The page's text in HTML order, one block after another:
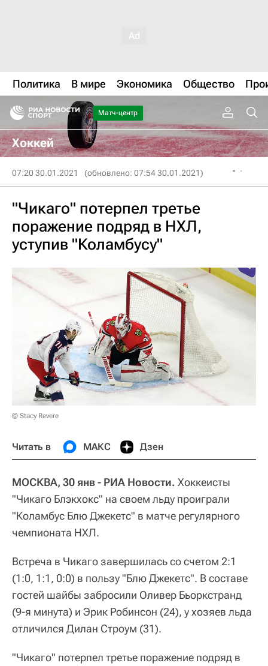
Политика В мире Экономика Общество
Матч-центр
Хоккей
07:20 30.01.2021 (обновлено: 07:54 30.01.2021)
"Чикаго" потерпел третье
поражение подряд в НХЛ,
уступив "Коламбусу"
© Stacy Revere
Читать в МАКС Дзен
МОСКВА, 30 янв - РИА Новости. Хоккеисты
"Чикаго Блэкхокс" на своем льду проиграли
"Коламбус Блю Джекетс" в матче регулярного
чемпионата НХЛ.
Встреча в Чикаго завершилась со счетом 2:1
(1:0, 1:1, 0:0) в пользу "Блю Джекетс". В составе
гостей шайбы забросили Оливер Бьоркстранд
(9-я минута) и Эрик Робинсон (24), у хозяев льда
отличился Дилан Строум (31).
"Чикаго" потерпел третье поражение подряд в